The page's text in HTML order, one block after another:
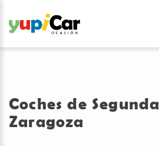
Coches de
Zaragoza